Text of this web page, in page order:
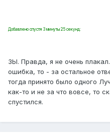
Добавлено спустя 3 минуты 25 секунд:
ЗЫ. Правда, я не очень
ошибка, то - за остальное
тогда принято было одного
как-то и не за что вовсе, то
спустился.